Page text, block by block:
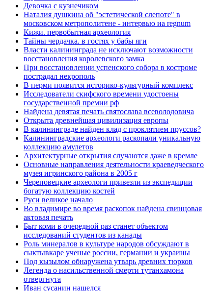
Девочка с кузнечиком
Наталия душкина об "эстетической слепоте" в
московском метрополитене - интервью иа regnum
Кижи. первобытная археология
Тайны чердачка. в гостях у бабы яги
Власти калининграда не исключают возможности
восстановления королевского замка
При восстановлении успенского собора в костроме
пострадал некрополь
В перми появится историко-культурный комплекс
Исследователи скифского времени удостоены
государственной премии рф
Найдена девятая печать святослава всеволодовича
Открыта древнейшая цивилизация европы
В калининграде найден клад с проклятием пруссов?
Калининградские археологи раскопали уникальную
коллекцию амулетов
Архитектурные открытия случаются даже в кремле
Основные направления деятельности краеведческого
музея игринского района в 2005 г
Череповецкие археологи привезли из экспедиции
богатую коллекцию костей
Руси великое начало
Во владимире во время раскопок найдена свинцовая
актовая печать
Быт коми в очередной раз станет объектом
исследований студентов из канады
Роль минералов в культуре народов обсуждают в
сыктывкаре ученые россии, германии и украины
Под кызылом обнаружена утварь древних тюрков
Легенда о насильственной смерти тутанхамона
отвергнута
Иван сусанин нашелся